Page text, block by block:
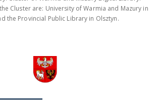
Cluster are: University of Warmia and Mazury in
the Provincial Public Library in Olsztyn.